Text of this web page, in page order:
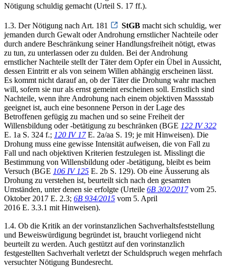
Nötigung schuldig gemacht (Urteil S. 17 ff.).
1.3. Der Nötigung nach Art. 181 StGB macht sich schuldig, wer
jemanden durch Gewalt oder Androhung ernstlicher Nachteile oder
durch andere Beschränkung seiner Handlungsfreiheit nötigt, etwas
zu tun, zu unterlassen oder zu dulden. Bei der Androhung
ernstlicher Nachteile stellt der Täter dem Opfer ein Übel in Aussicht,
dessen Eintritt er als von seinem Willen abhängig erscheinen lässt.
Es kommt nicht darauf an, ob der Täter die Drohung wahr machen
will, sofern sie nur als ernst gemeint erscheinen soll. Ernstlich sind
Nachteile, wenn ihre Androhung nach einem objektiven Massstab
geeignet ist, auch eine besonnene Person in der Lage des
Betroffenen gefügig zu machen und so seine Freiheit der
Willensbildung oder -betätigung zu beschränken (BGE 122 IV 322
E. 1a S. 324 f.; 120 IV 17E. 2a/aa S. 19; je mit Hinweisen). Die
Drohung muss eine gewisse Intensität aufweisen, die von Fall zu
Fall und nach objektiven Kriterien festzulegen ist. Misslingt die
Bestimmung von Willensbildung oder -betätigung, bleibt es beim
Versuch (BGE 106 IV 125 E. 2b S. 129). Ob eine Äusserung als
Drohung zu verstehen ist, beurteilt sich nach den gesamten
Umständen, unter denen sie erfolgte (Urteile 6B 302/2017vom 25.
Oktober 2017 E. 2.3; 6B 934/2015 vom 5. April
2016 E. 3.3.1 mit Hinweisen).
1.4. Ob die Kritik an der vorinstanzlichen Sachverhaltsfeststellung
und Beweiswürdigung begründet ist, braucht vorliegend nicht
beurteilt zu werden. Auch gestützt auf den vorinstanzlich
festgestellten Sachverhalt verletzt der Schuldspruch wegen mehrfach
versuchter Nötigung Bundesrecht.